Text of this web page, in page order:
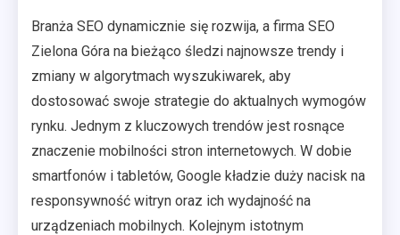
Branża SEO dynamicznie się rozwija, a firma SEO
Zielona Góra na bieżąco śledzi najnowsze trendy i
zmiany w algorytmach wyszukiwarek, aby
dostosować swoje strategie do aktualnych wymogów
rynku. Jednym z kluczowych trendów jest rosnące
znaczenie mobilności stron internetowych. W dobie
smartfonów i tabletów, Google kładzie duży nacisk na
responsywność witryn oraz ich wydajność na
urządzeniach mobilnych. Kolejnym istotnym